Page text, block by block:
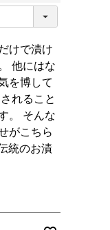
けで漬け
他にはな
を博して
れること
。 そんな
がこちら
統のお漬